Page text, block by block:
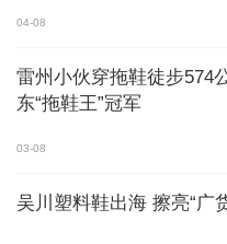
04-08
雷州小伙穿拖鞋徒步574
东“拖鞋王”冠军
03-08
吴川塑料鞋出海 擦亮“广